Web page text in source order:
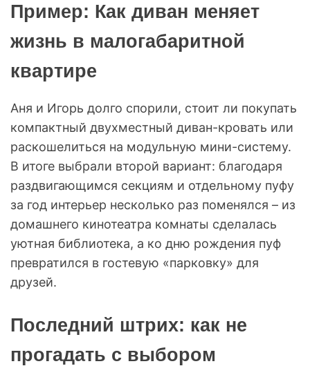
Пример: Как диван меняет
жизнь в малогабаритной
квартире
Аня и Игорь долго спорили, стоит ли покупать
компактный двухместный диван-кровать или
раскошелиться на модульную мини-систему.
В итоге выбрали второй вариант: благодаря
раздвигающимся секциям и отдельному пуфу
за год интерьер несколько раз поменялся – из
домашнего кинотеатра комнаты сделалась
уютная библиотека, а ко дню рождения пуф
превратился в гостевую «парковку» для
друзей.
Последний штрих: как не
прогадать с выбором